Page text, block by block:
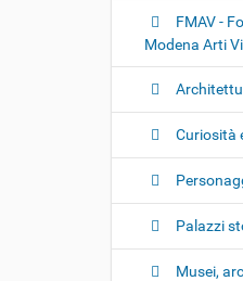
i
i
a
o
e
FMAV -
Modena Arti
Curiosità
Palazzi
Musei,